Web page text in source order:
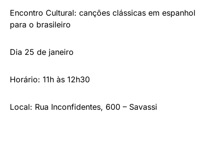
Encontro Cultural: canções clássicas em espanhol
para o brasileiro
Dia 25 de janeiro
Horário: 11h às 12h30
Local: Rua Inconfidentes, 600 – Savassi